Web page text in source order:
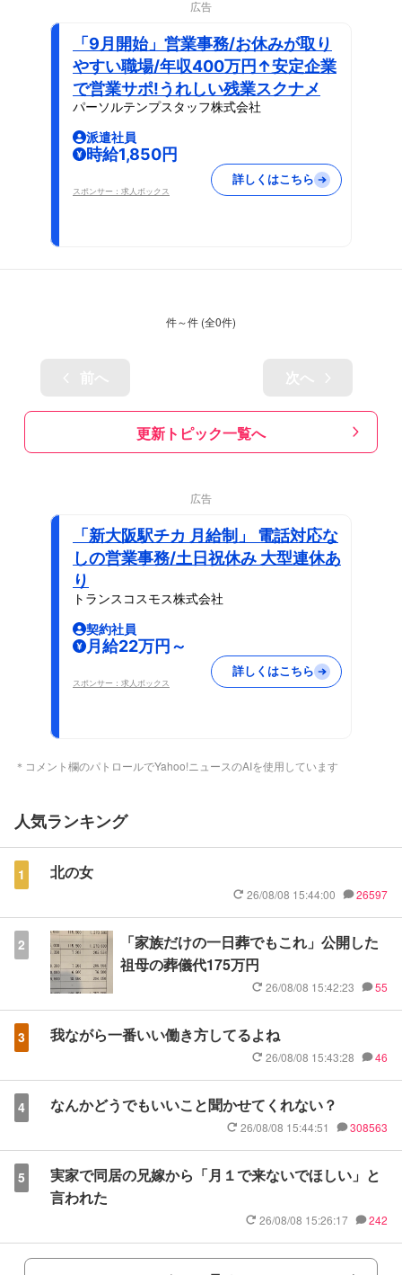
広告
「9月開始」営業事務/お休みが取り
やすい職場/年収400万円↑安定企業
で営業サポ!うれしい残業スクナメ
パーソルテンプスタッフ株式会社
派遣社員
時給1,850円
スポンサー：求人ボックス
詳しくはこちら
件～件 (全0件)
更新トピック一覧へ
広告
「新大阪駅チカ 月給制」 電話対応な
しの営業事務/土日祝休み 大型連休あ
り
トランスコスモス株式会社
契約社員
月給22万円～
スポンサー：求人ボックス
詳しくはこちら
＊コメント欄のパトロールでYahoo!ニュースのAIを使用しています
人気ランキング
1 北の女
26/08/08 15:44:00 26597
2
「家族だけの一日葬でもこれ」公開した
祖母の葬儀代175万円
26/08/08 15:42:23 55
3 我ながら一番いい働き方してるよね
26/08/08 15:43:28 46
4 なんかどうでもいいこと聞かせてくれない？
26/08/08 15:44:51 308563
5
実家で同居の兄嫁から「月１で来ないでほしい」と
言われた
26/08/08 15:26:17 242